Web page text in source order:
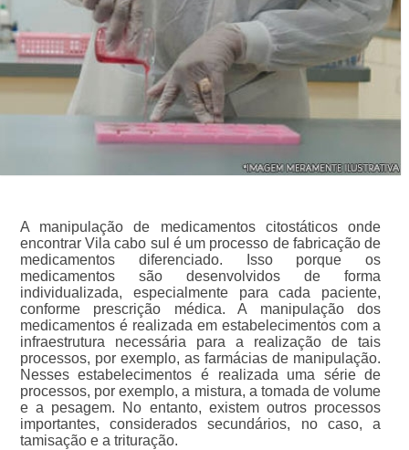
A manipulação de medicamentos citostáticos onde
encontrar Vila cabo sul é um processo de fabricação de
medicamentos diferenciado. Isso porque os
medicamentos são desenvolvidos de forma
individualizada, especialmente para cada paciente,
conforme prescrição médica. A manipulação dos
medicamentos é realizada em estabelecimentos com a
infraestrutura necessária para a realização de tais
processos, por exemplo, as farmácias de manipulação.
Nesses estabelecimentos é realizada uma série de
processos, por exemplo, a mistura, a tomada de volume
e a pesagem. No entanto, existem outros processos
importantes, considerados secundários, no caso, a
tamisação e a trituração.